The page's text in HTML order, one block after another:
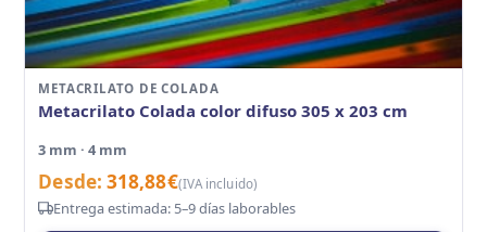
METACRILATO DE COLADA
Metacrilato Colada color difuso 305 x 203 cm
3 mm · 4 mm
Desde:318,88€(IVA incluido)
Entrega estimada: 5–9 días laborables